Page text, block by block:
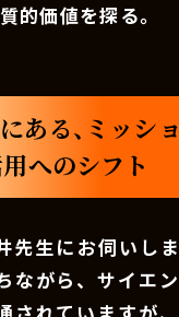
的価値を探る。
ある、ミッシ
へのシフト
先生にお伺いし
ながら、サイエ